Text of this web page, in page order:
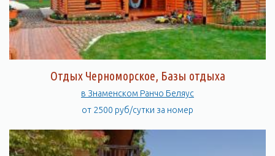
Отдых Черноморское, Базы отдыха
в Знаменском Ранчо Беляус
от 2500 руб/сутки за номер